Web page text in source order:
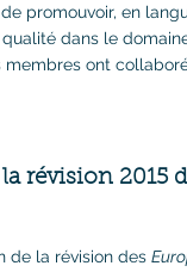
promouvoir, en
dans le
ont
révision 2015
de la révision des